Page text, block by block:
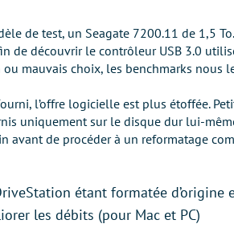
de test, un Seagate 7200.11 de 1,5
découvrir le contrôleur USB 3.0
ou mauvais choix, les benchmarks nous
l’offre logicielle est plus étoffée.
uniquement sur le disque dur lui-
avant de procéder à un reformatage
étant formatée d’origine
les débits (pour Mac et PC)